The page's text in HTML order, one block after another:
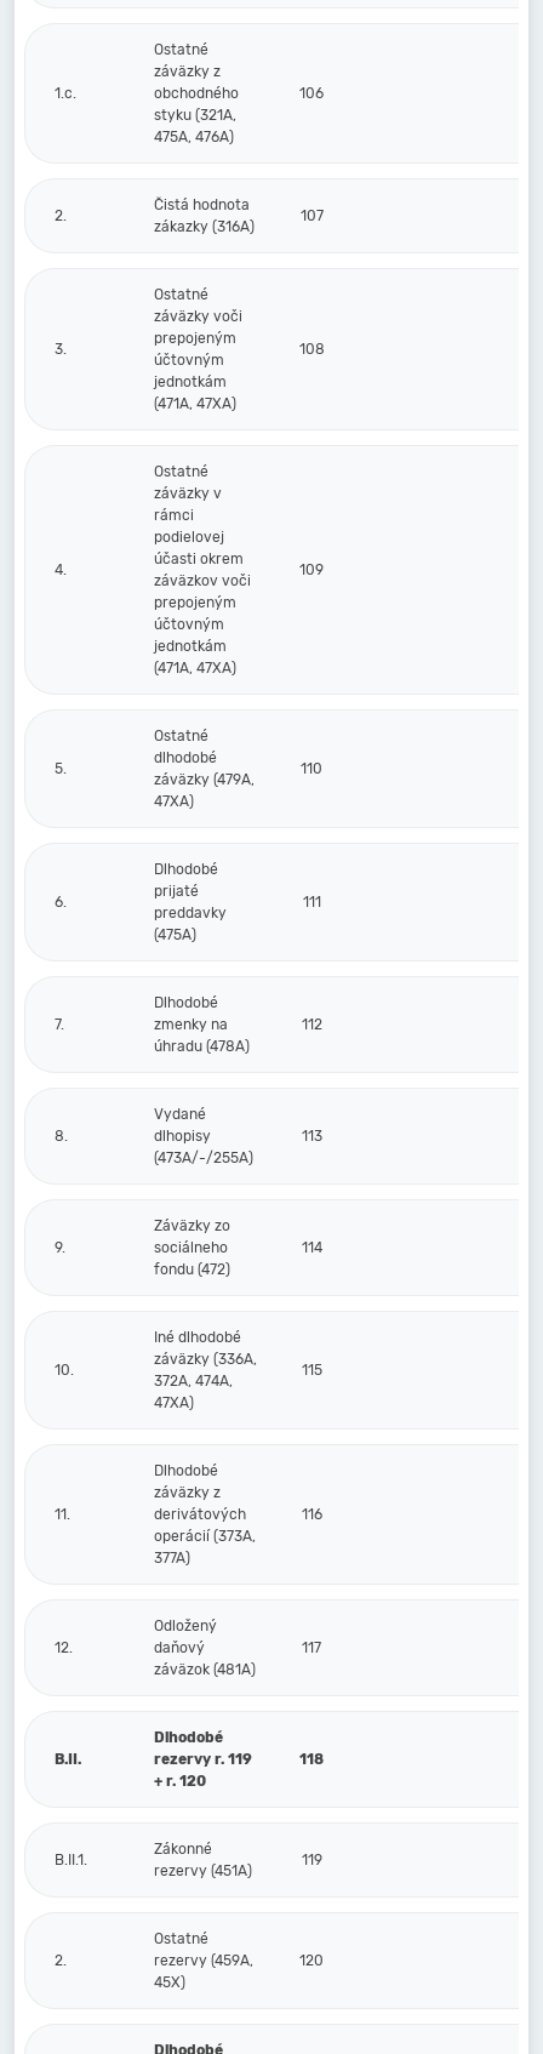
1.c.
Ostatné
záväzky z
obchodného
styku (321A,
475A, 476A)
106
2.
Čistá hodnota
zákazky (316A)
107
3.
Ostatné
záväzky voči
prepojeným
účtovným
jednotkám
(471A, 47XA)
108
4.
Ostatné
záväzky v
rámci
podielovej
účasti okrem
záväzkov voči
prepojeným
účtovným
jednotkám
(471A, 47XA)
109
5.
Ostatné
dlhodobé
záväzky (479A,
47XA)
110
6.
Dlhodobé
prijaté
preddavky
(475A)
111
7.
Dlhodobé
zmenky na
úhradu (478A)
112
8.
Vydané
dlhopisy
(473A/-/255A)
113
9.
Záväzky zo
sociálneho
fondu (472)
114
10.
Iné dlhodobé
záväzky (336A,
372A, 474A,
47XA)
115
11.
Dlhodobé
záväzky z
derivátových
operácií (373A,
377A)
116
12.
Odložený
daňový
záväzok (481A)
117
B.II.
Dlhodobé
rezervy r. 119
+ r. 120
118
B.II.1.
Zákonné
rezervy (451A)
119
2.
Ostatné
rezervy (459A,
45X)
120
Dlhodobé